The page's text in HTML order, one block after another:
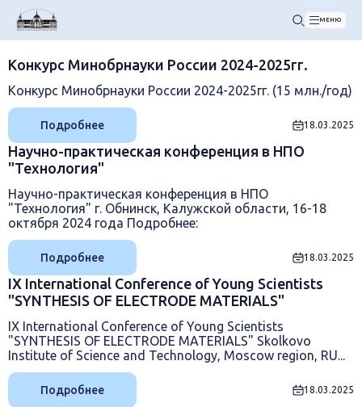
МЕНЮ
Конкурс Минобрнауки России 2024-2025гг.
Конкурс Минобрнауки России 2024-2025гг. (15 млн./год)
Подробнее 18.03.2025
Научно-практическая конференция в НПО
"Технология"
Научно-практическая конференция в НПО
"Технология" г. Обнинск, Калужской области, 16-18
октября 2024 года Подробнее:
Подробнее 18.03.2025
IX International Conference of Young Scientists
"SYNTHESIS OF ELECTRODE MATERIALS"
IX International Conference of Young Scientists
"SYNTHESIS OF ELECTRODE MATERIALS" Skolkovo
Institute of Science and Technology, Moscow region, RU...
Подробнее 18.03.2025